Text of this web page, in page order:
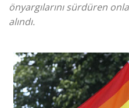
önyargılarını sürdüren
alındı.